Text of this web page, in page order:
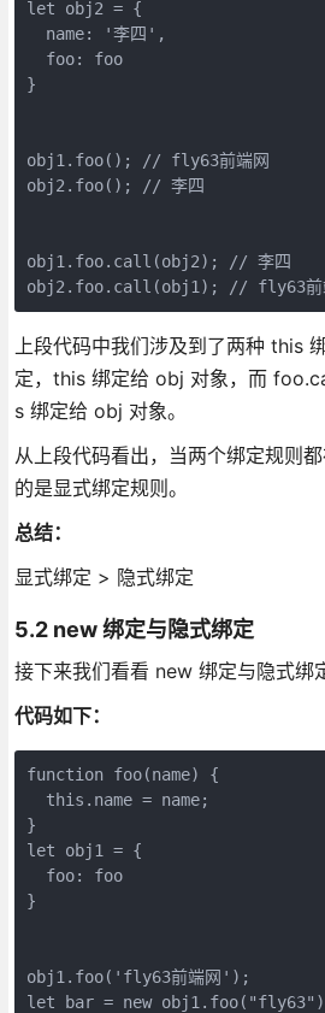
let obj2 = {
  name: '李四',
  foo: foo
}
obj1.foo(); // fly63前端网
obj2.foo(); // 李四
obj1.foo.call(obj2); // 李四
上段代码中我们涉及到了两种 this
定，this 绑定给 obj 对象，而
s 绑定给 obj 对象。
从上段代码看出，当两个绑定规则
的是显式绑定规则。
总结：
显式绑定 > 隐式绑定
5.2 new 绑定与隐式绑定
接下来我们看看 new 绑定与隐式绑
代码如下：
function foo(name) {
  this.name = name;
}
let obj1 = {
  foo: foo
}
obj1.foo('fly63前端网');
let bar = new